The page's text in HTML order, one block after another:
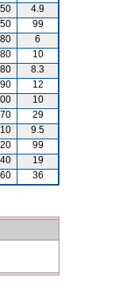
4.9
99
6
10
8.3
12
10
29
9.5
99
19
36